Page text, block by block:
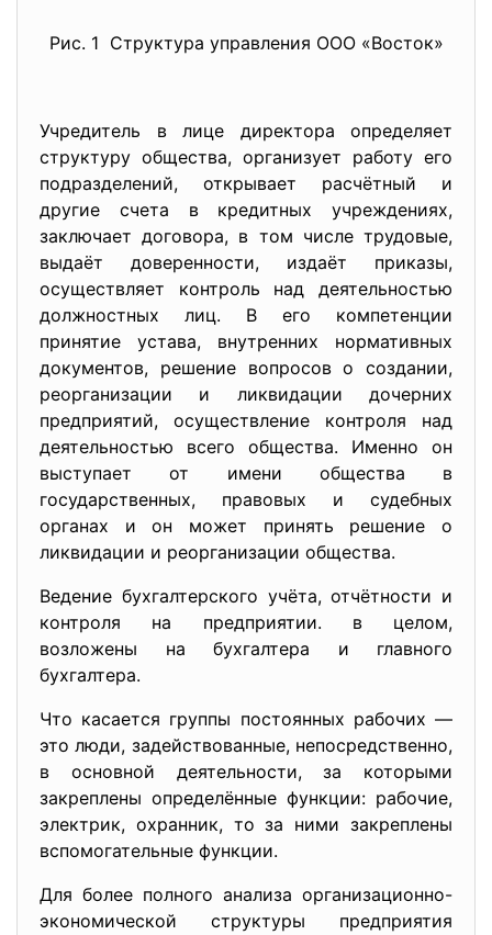
Рис. 1 Структура управления ООО «Восток»
Учредитель в лице директора определяет
структуру общества, организует работу его
подразделений, открывает расчётный и
другие счета в кредитных учреждениях,
заключает договора, в том числе трудовые,
выдаёт доверенности, издаёт приказы,
осуществляет контроль над деятельностью
должностных лиц. В его компетенции
принятие устава, внутренних нормативных
документов, решение вопросов о создании,
реорганизации и ликвидации дочерних
предприятий, осуществление контроля над
деятельностью всего общества. Именно он
выступает от имени общества в
государственных, правовых и судебных
органах и он может принять решение о
ликвидации и реорганизации общества.
Ведение бухгалтерского учёта, отчётности и
контроля на предприятии. в целом,
возложены на бухгалтера и главного
бухгалтера.
Что касается группы постоянных рабочих —
это люди, задействованные, непосредственно,
в основной деятельности, за которыми
закреплены определённые функции: рабочие,
электрик, охранник, то за ними закреплены
вспомогательные функции.
Для более полного анализа организационно-
экономической структуры предприятия